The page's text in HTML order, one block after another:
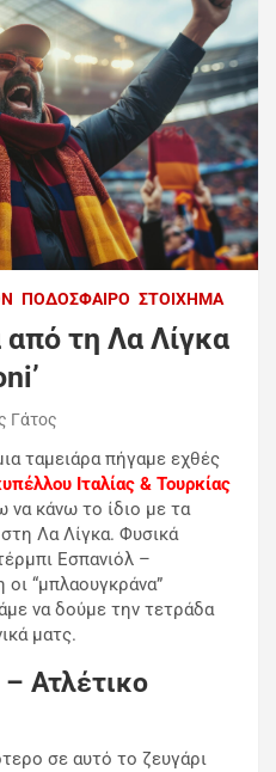
ΠΟΔΌΣΦΑΙΡΟ ΣΤΟΊΧΗΜΑ
τη Λα Λίγκα
Γάτος
ταμειάρα πήγαμε εχθές
Ιταλίας & Τουρκίας
κάνω το ίδιο με τα
Λα Λίγκα. Φυσικά
Εσπανιόλ –
“μπλαουγκράνα”
να δούμε την τετράδα
ματς.
Ατλέτικο
σε αυτό το ζευγάρι